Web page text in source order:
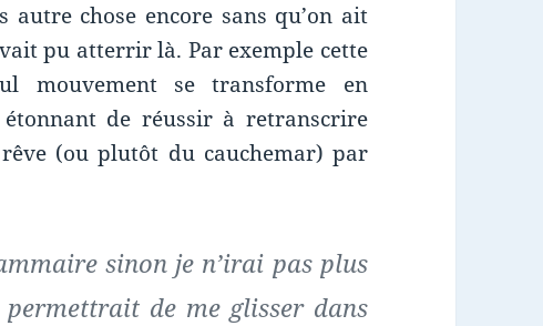
chose encore sans qu’on ait
pu atterrir là. Par exemple cette
mouvement se transforme en
étonnant de réussir à retranscrire
(ou plutôt du cauchemar) par
sinon je n’irai pas plus
de me glisser dans